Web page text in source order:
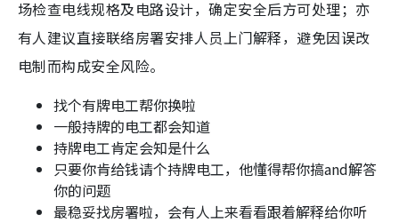
场检查电线规格及电路设计，确定安全后方可处理；亦
有人建议直接联络房署安排人员上门解释，避免因误改
电制而构成安全风险。
找个有牌电工帮你换啦
一般持牌的电工都会知道
持牌电工肯定会知是什么
只要你肯给钱请个持牌电工，他懂得帮你搞and解答
你的问题
最稳妥找房署啦，会有人上来看看跟着解释给你听